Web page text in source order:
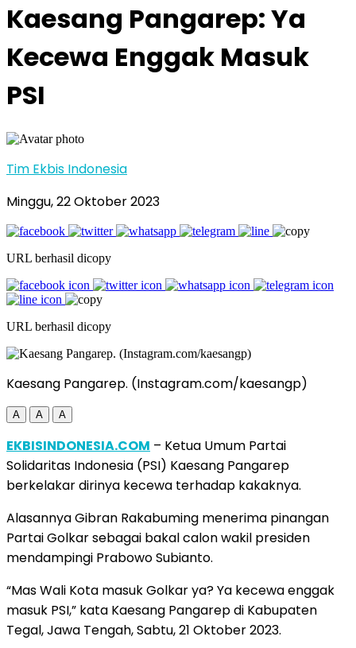
Kaesang Pangarep: Ya
Kecewa Enggak Masuk
PSI
Tim Ekbis Indonesia
Minggu, 22 Oktober 2023
URL berhasil dicopy
URL berhasil dicopy
Kaesang Pangarep. (Instagram.com/kaesangp)
A A A
EKBISINDONESIA.COM – Ketua Umum Partai
Solidaritas Indonesia (PSI) Kaesang Pangarep
berkelakar dirinya kecewa terhadap kakaknya.
Alasannya Gibran Rakabuming menerima pinangan
Partai Golkar sebagai bakal calon wakil presiden
mendampingi Prabowo Subianto.
“Mas Wali Kota masuk Golkar ya? Ya kecewa enggak
masuk PSI,” kata Kaesang Pangarep di Kabupaten
Tegal, Jawa Tengah, Sabtu, 21 Oktober 2023.